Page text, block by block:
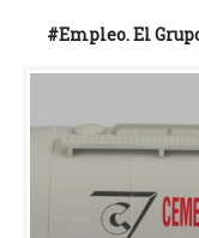
#Empleo. El